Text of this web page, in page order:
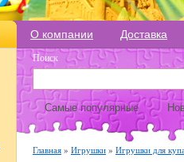
О компании Доставка
Поиск
Самые популярные
Главная » Игрушки » Игрушки для